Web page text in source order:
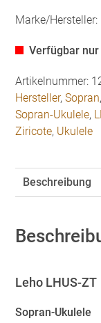
Marke/Hersteller:
Verfügbar
Artikelnummer:
Hersteller,Sopran,
Sopran-Ukulele,
Ziricote, Ukulele
Beschreibung
Leho LHUS-ZT
Sopran-Ukulele